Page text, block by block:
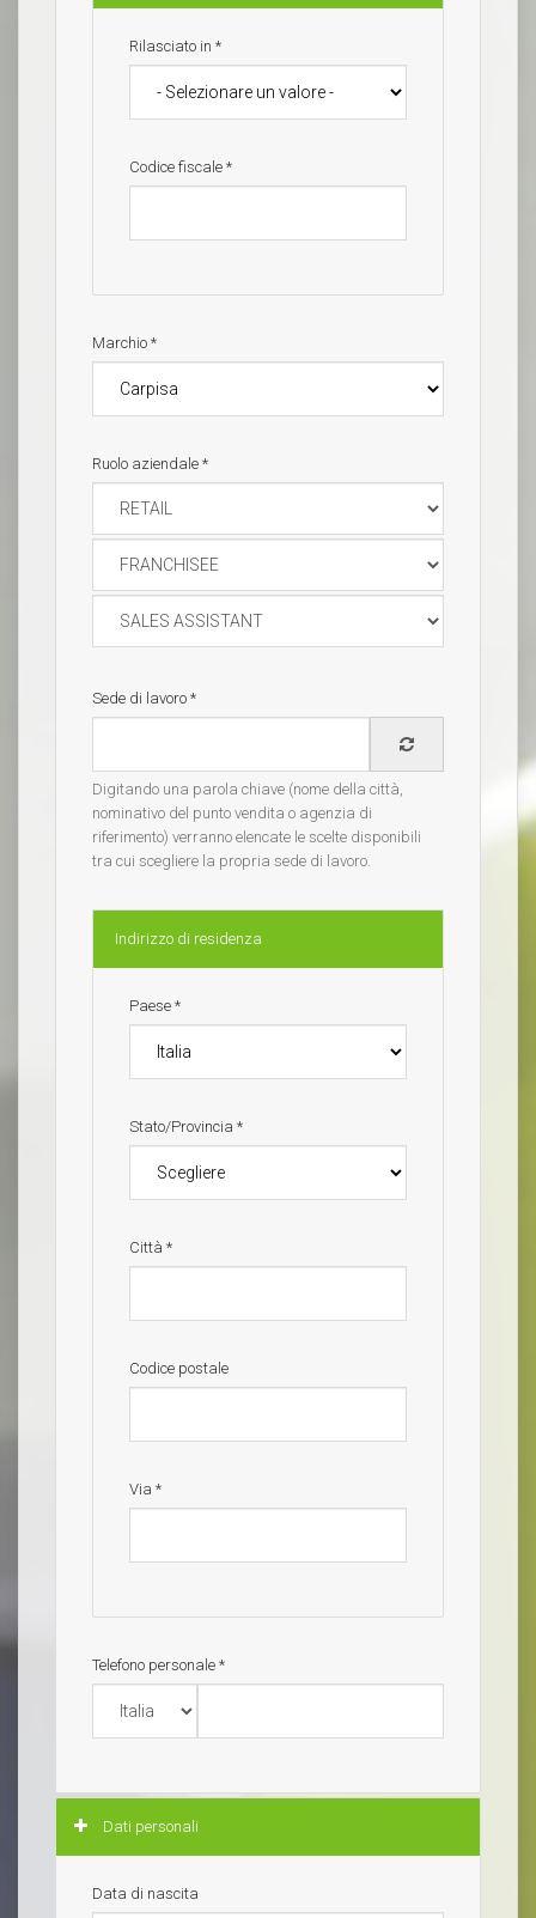
Rilasciato in *
Codice fiscale *
Marchio *
Ruolo aziendale *
Sede di lavoro *
Digitando una parola chiave (nome della città,
nominativo del punto vendita o agenzia di
riferimento) verranno elencate le scelte disponibili
tra cui scegliere la propria sede di lavoro.
Indirizzo di residenza
Paese *
Stato/Provincia *
Città *
Codice postale
Via *
Telefono personale *
Nascondi
Dati personali
Data di nascita